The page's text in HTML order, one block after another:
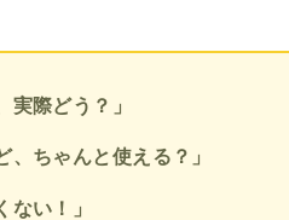
実際どう？」
、ちゃんと使える？」
ない！」